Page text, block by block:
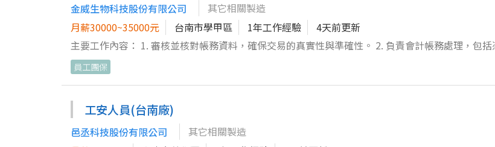
金威生物科技股份有限公司
其它相關製造
月薪30000~35000元
台南市學甲區 1年工作經驗
4天前更新
主要工作內容： 1. 審核並核對帳務資料，確保交易的真實性與準確性。 2. 負責會計帳務處理，包括憑證整理、帳項記錄
及過帳工作。 3. 配合會計師進行內部及外部審計，確保會計資料準確且符合法規要求。 4. 操作並維護財務系統，改進流
程以提升會計作業效率。 5. 處理稅務申報作業及法規遵循事項，保障公司合法合規經營。 我們歡迎每位對會計工作充滿
熱情，細心謹慎且擁有專業知識的人才，加入這個充滿挑戰與成長的團隊。在這裡，您將能夠充分
我們一同創造企業的美好未來！期待您的加入！
員工團保
工安人員(台南廠)
邑丞科技股份有限公司
其它相關製造